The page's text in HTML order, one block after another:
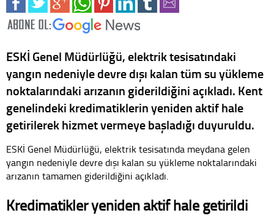
ESKİ Genel Müdürlüğü, elektrik tesisatındaki
yangın nedeniyle devre dışı kalan tüm su yükleme
noktalarındaki arızanın giderildiğini açıkladı. Kent
genelindeki kredimatiklerin yeniden aktif hale
getirilerek hizmet vermeye başladığı duyuruldu.
ESKİ Genel Müdürlüğü, elektrik tesisatında meydana gelen
yangın nedeniyle devre dışı kalan su yükleme noktalarındaki
arızanın tamamen giderildiğini açıkladı.
Kredimatikler yeniden aktif hale getirildi